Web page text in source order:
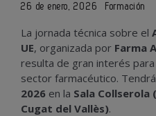
26 de enero, 2026 Formación
La jornada técnica sobre el
UE, organizada por Farma
resulta de gran interés
sector farmacéutico.
2026 en la Sala Collserola
Cugat del Vallès).